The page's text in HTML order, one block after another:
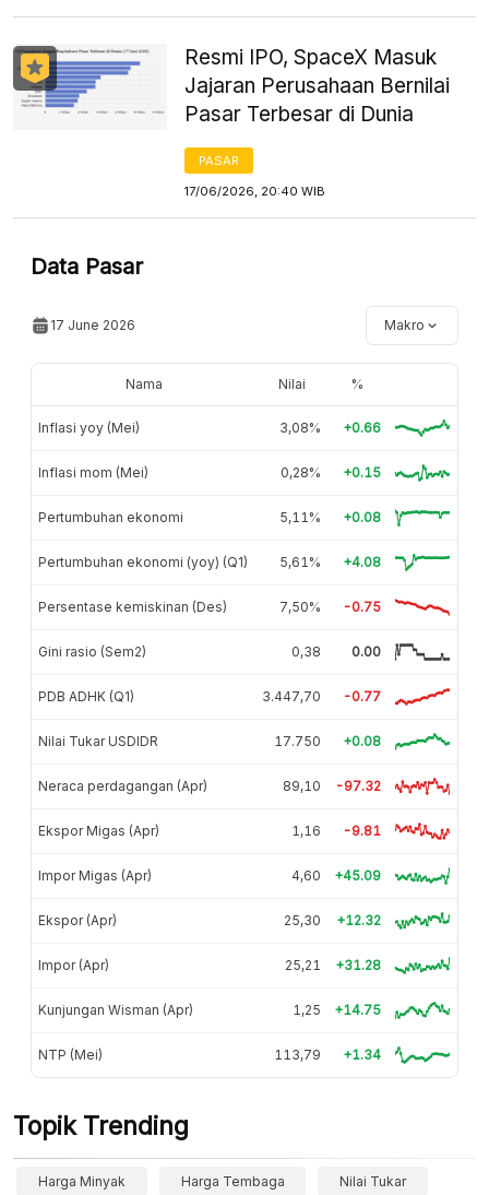
Resmi IPO, SpaceX Masuk
Jajaran Perusahaan Bernilai
Pasar Terbesar di Dunia
PASAR
17/06/2026, 20:40 WIB
Data Pasar
17 June 2026 Makro
Nama Nilai %
Inflasi yoy (Mei) 3,08% +0.66
Inflasi mom (Mei) 0,28% +0.15
Pertumbuhan ekonomi 5,11% +0.08
Pertumbuhan ekonomi (yoy) (Q1) 5,61% +4.08
Persentase kemiskinan (Des) 7,50% -0.75
Gini rasio (Sem2) 0,38 0.00
PDB ADHK (Q1) 3.447,70 -0.77
Nilai Tukar USDIDR 17.750 +0.08
Neraca perdagangan (Apr) 89,10 -97.32
Ekspor Migas (Apr) 1,16 -9.81
Impor Migas (Apr) 4,60 +45.09
Ekspor (Apr) 25,30 +12.32
Impor (Apr) 25,21 +31.28
Kunjungan Wisman (Apr) 1,25 +14.75
NTP (Mei) 113,79 +1.34
Topik Trending
Harga Minyak Harga Tembaga Nilai Tukar